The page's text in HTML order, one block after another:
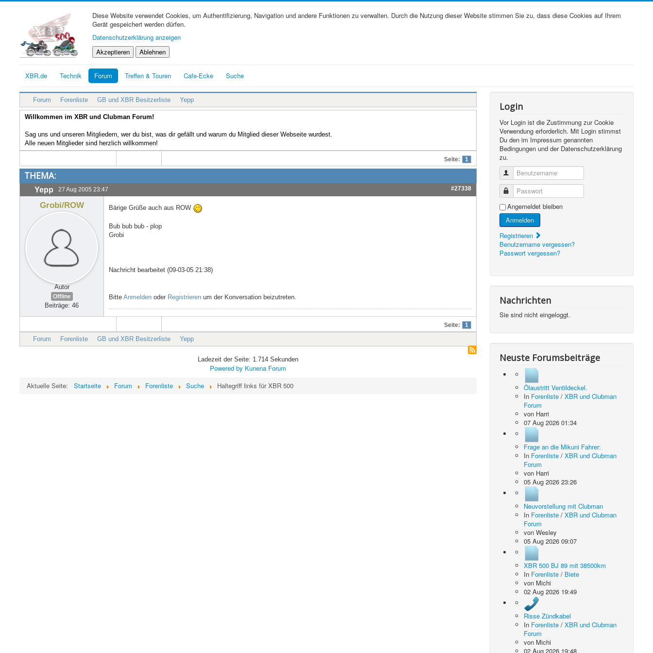
Diese Website verwendet Cookies, um Authentifizierung, Navigation und andere Funktionen zu verwalten. Durch die Nutzung dieser Website stimmen Sie zu, dass diese Cookies auf Ihrem
Gerät gespeichert werden dürfen.
Datenschutzerklärung anzeigen
Akzeptieren
Ablehnen
XBR.de Technik Forum Treffen & Touren Cafe-Ecke Suche
Forum Forenliste GB und XBR Besitzerliste Yepp
Willkommen im XBR und Clubman Forum!
Sag uns und unseren Mitgliedern, wer du bist, was dir gefällt und warum du Mitglied dieser Webseite wurdest.
Alle neuen Mitglieder sind herzlich willkommen!
Seite: 1
THEMA:
Yepp 27 Aug 2005 23:47 #27338
Grobi/ROW
Autor
Offline
Beiträge: 46
Bärige Grüße auch aus ROW
Bub bub bub - plop
Grobi
Nachricht bearbeitet (09-03-05 21:38)
Bitte Anmelden oder Registrieren um der Konversation beizutreten.
Seite: 1
Forum Forenliste GB und XBR Besitzerliste Yepp
Ladezeit der Seite: 1.714 Sekunden
Powered by Kunena Forum
Aktuelle Seite:
Startseite Forum Forenliste Suche Haltegriff links für XBR 500
Login
Vor Login ist die Zustimmung zur Cookie
Verwendung erforderlich. Mit Login stimmst
Du den im Impressum genannten
Bedingungen und der Datenschutzerklärung
zu.
Benutzername
Passwort
Angemeldet bleiben
Anmelden
Registrieren
Benutzername vergessen?
Passwort vergessen?
Nachrichten
Sie sind nicht eingeloggt.
Neuste Forumsbeiträge
Ölaustritt Ventildeckel.
In Forenliste /XBR und Clubman
Forum
von Harri
07 Aug 2026 01:34
Frage an die Mikuni Fahrer:
In Forenliste /XBR und Clubman
Forum
von Harri
05 Aug 2026 23:26
Neuvorstellung mit Clubman
In Forenliste /XBR und Clubman
Forum
vonWesley
05 Aug 2026 09:07
XBR 500 BJ 89 mit 38500km
In Forenliste / Biete
von Michi
02 Aug 2026 19:49
Risse Zündkabel
In Forenliste /XBR und Clubman
Forum
von Michi
02 Aug 2026 19:48